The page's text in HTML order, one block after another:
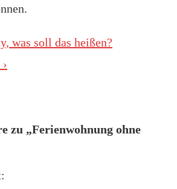
was soll das heißen?
zu „Ferienwohnung ohne